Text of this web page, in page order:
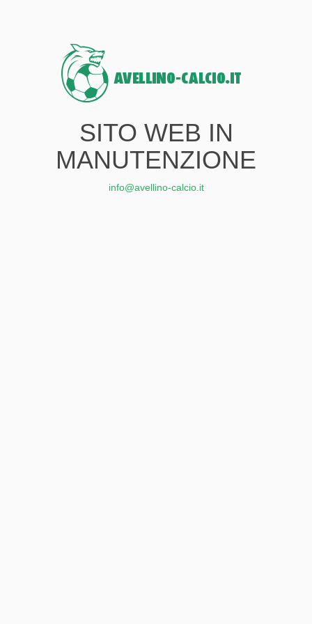
SITO WEB IN
MANUTENZIONE
info@avellino-calcio.it